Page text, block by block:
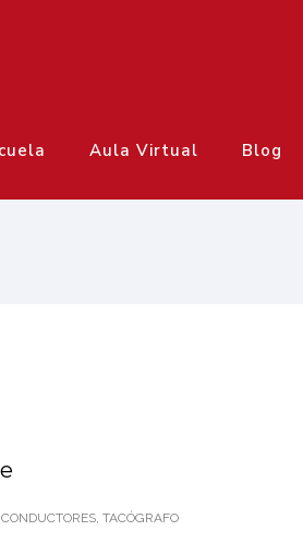
Aula Virtual Blog
, TACÓGRAFO